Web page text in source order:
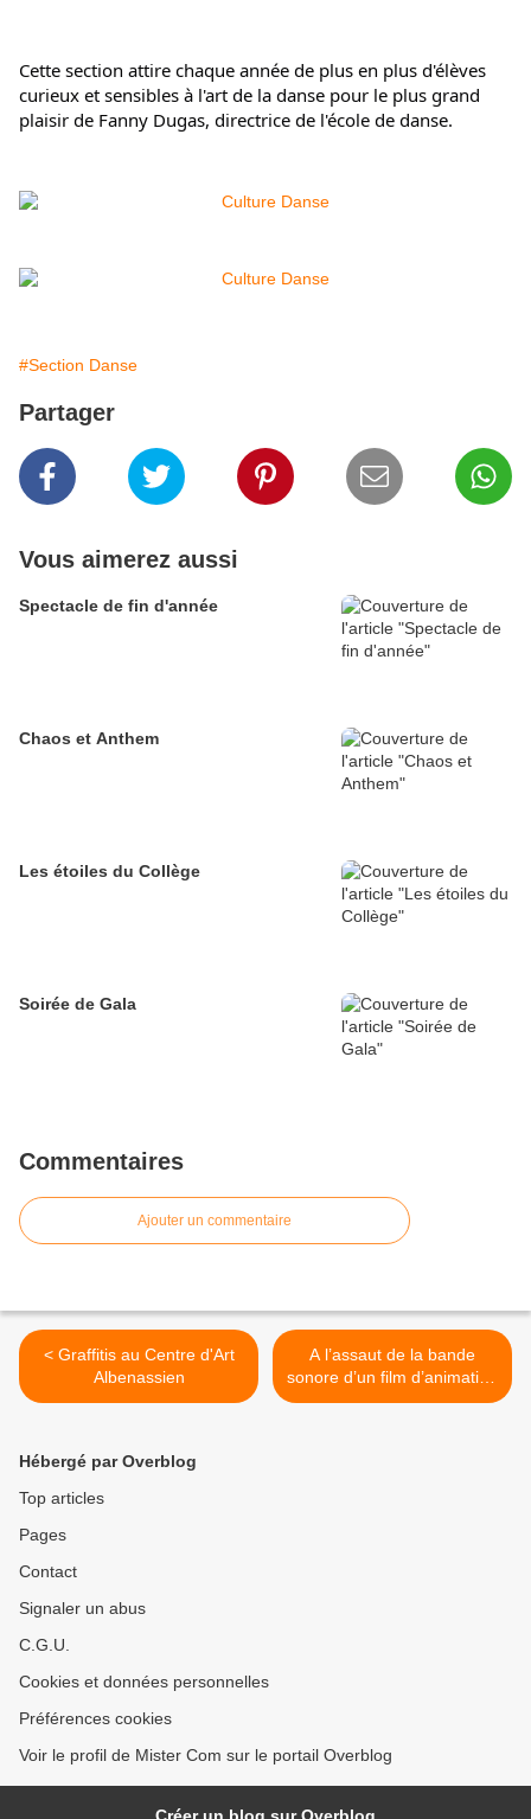
Cette section attire chaque année de plus en plus d'élèves
curieux et sensibles à l'art de la danse pour le plus grand
plaisir de Fanny Dugas, directrice de l'école de danse.
#Section Danse
Partager
Vous aimerez aussi
Spectacle de fin d'année
Chaos et Anthem
Les étoiles du Collège
Soirée de Gala
Commentaires
Ajouter un commentaire
< Graffitis au Centre d'Art
Albenassien
A l’assaut de la bande
sonore d’un film d’animation
(1) >
Hébergé par Overblog
Top articles
Pages
Contact
Signaler un abus
C.G.U.
Cookies et données personnelles
Préférences cookies
Voir le profil de Mister Com sur le portail Overblog
Créer un blog sur Overblog